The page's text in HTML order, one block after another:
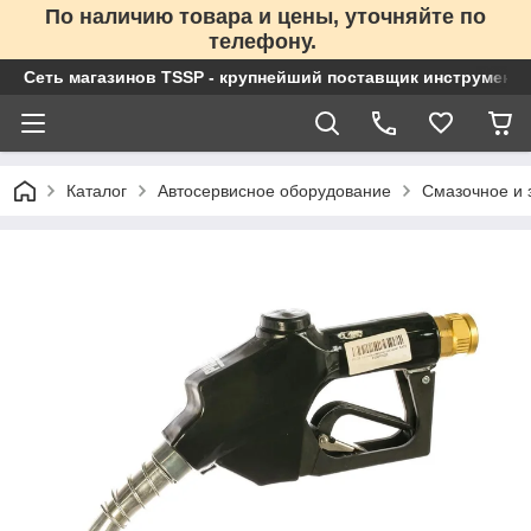
По наличию товара и цены, уточняйте по
телефону.
Сеть магазинов TSSP - крупнейший поставщик
Каталог Автосервисное оборудование Смазочное и